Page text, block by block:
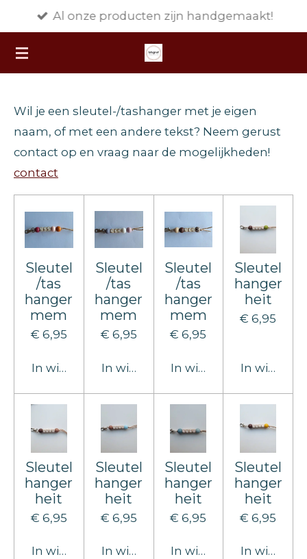
direct
naar
de
Al onze producten zijn handgemaakt!
Wil je een sleutel-/tashanger met je eigen
naam, of met een andere tekst? Neem gerust
contact op en vraag naar de mogelijkheden!
contact
Sleutel
/tas
hanger
mem
€ 6,95
In winkelwagen
Sleutel
/tas
hanger
mem
€ 6,95
In winkelwagen
Sleutel
/tas
hanger
mem
€ 6,95
In winkelwagen
Sleutel
hanger
heit
€ 6,95
In
Sleutel
hanger
heit
€ 6,95
In winkelwagen
Sleutel
hanger
heit
€ 6,95
In winkelwagen
Sleutel
hanger
heit
€ 6,95
In winkelwagen
Sleutel
hanger
heit
€ 6,95
In